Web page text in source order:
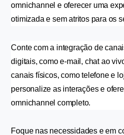
omnichannel e oferecer uma
otimizada e sem atritos para os
Conte com a integração de
digitais, como e-mail, chat ao
canais físicos, como telefone e
personalize as interações e
omnichannel completo.
Foque nas necessidades e em